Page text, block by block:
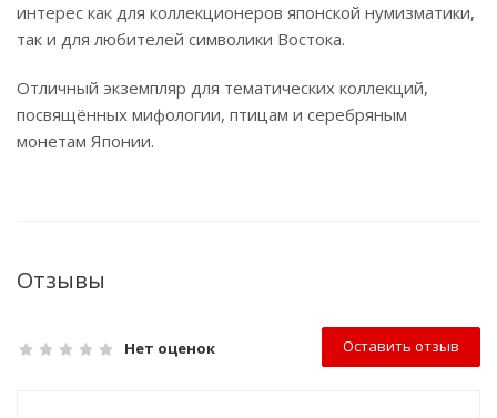
интерес как для коллекционеров японской нумизматики,
так и для любителей символики Востока.
Отличный экземпляр для тематических коллекций,
посвящённых мифологии, птицам и серебряным
монетам Японии.
Отзывы
Нет оценок Оставить отзыв